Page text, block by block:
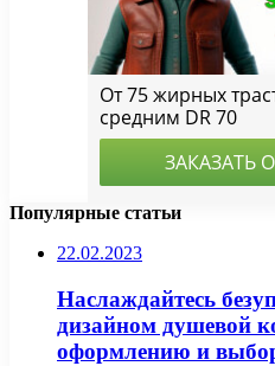
Популярные статьи
22.02.2023
Наслаждайтесь
дизайном душевой
оформлению и